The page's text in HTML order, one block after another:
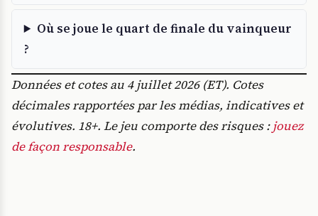
Où se joue le quart de finale du vainqueur
?
Données et cotes au 4 juillet 2026 (ET). Cotes
décimales rapportées par les médias, indicatives et
évolutives. 18+. Le jeu comporte des risques :jouez
de façon responsable.